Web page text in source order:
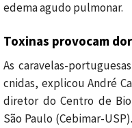
edema agudo pulmonar.
Toxinas provocam dor
As caravelas-
cnidas, explicou André
diretor do Centro de
São Paulo (Cebimar-